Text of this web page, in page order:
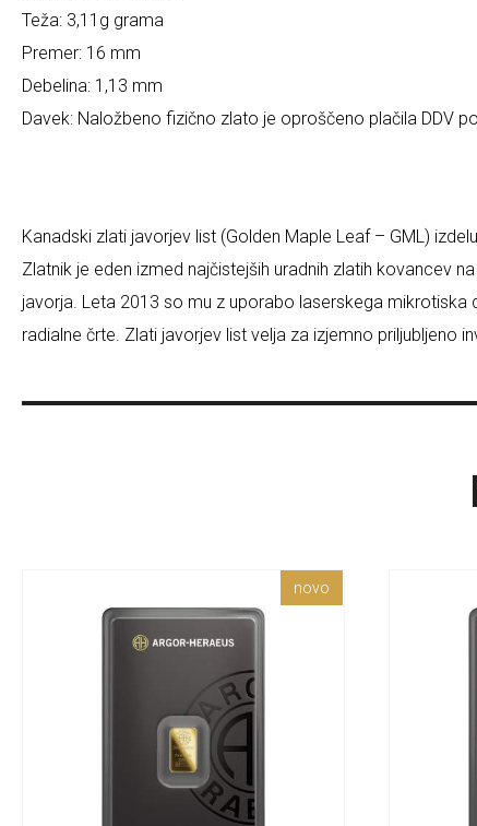
Teža: 3,11g grama
Premer: 16 mm
Debelina: 1,13 mm
Davek: Naložbeno fizično zlato je oproščeno plačila DDV
Kanadski zlati javorjev list (Golden Maple Leaf – GML)
Zlatnik je eden izmed najčistejših uradnih zlatih kovancev
javorja. Leta 2013 so mu z uporabo laserskega
radialne črte. Zlati javorjev list velja za izjemno priljubljeno
novo